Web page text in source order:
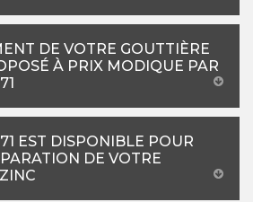
DE VOTRE GOUTTIÈRE
À PRIX MODIQUE PAR
EST DISPONIBLE POUR
DE VOTRE